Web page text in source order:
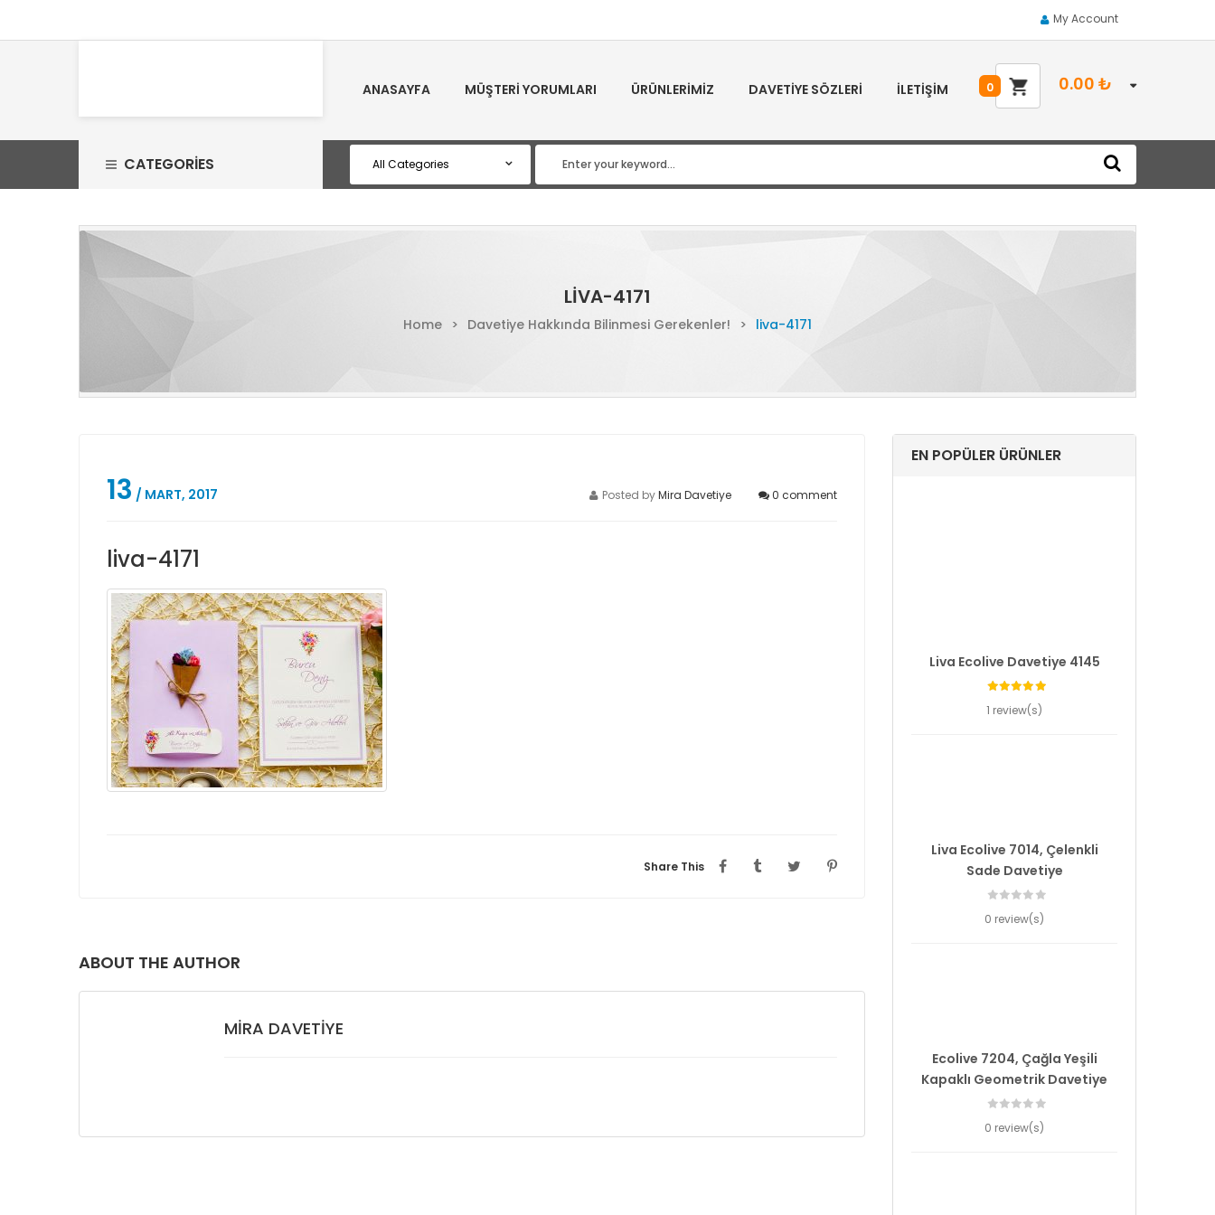
My Account
ANASAYFA MÜŞTERI YORUMLARI ÜRÜNLERIMIZ DAVETIYE SÖZLERI İLETIŞIM 0.00 ₺
0
CATEGORIES
LIVA-4171
Home > Davetiye Hakkında Bilinmesi Gerekenler! > liva-4171
13 / MART, 2017 0 comment
Posted byMira Davetiye
liva-4171
Share This
ABOUT THE AUTHOR
MIRA DAVETIYE
EN POPÜLER ÜRÜNLER
Liva Ecolive Davetiye 4145
1 review(s)
Liva Ecolive 7014, Çelenkli
Sade Davetiye
0 review(s)
Ecolive 7204, Çağla Yeşili
Kapaklı Geometrik Davetiye
0 review(s)